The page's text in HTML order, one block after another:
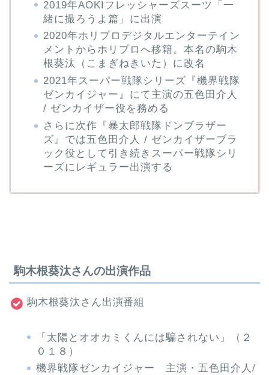
2019年AOKIフレッシャーズスーツ「一
緒に撮ろうよ篇」に出演
2020年ホリプロデジタルエンターテイン
メントからホリプロへ移籍。本名の駒木
根葵汰（こまぎねきいた）に改名
2021年スーパー戦隊シリーズ『機界戦隊
ゼンカイジャー』にて主演の五色田介人
/ ゼンカイザー役を務める
さらに次作『暴太郎戦隊ドンブラザー
ズ』では五色田介人 / ゼンカイザーブラ
ック役として引き続きスーパー戦隊シリ
ーズにレギュラー出演する
駒木根葵汰さんの出演作品
駒木根葵汰さん出演番組
「太陽とオオカミくんには騙されない」（２
０１８）
機界戦隊ゼンカイジャー 主演・五色田介人/